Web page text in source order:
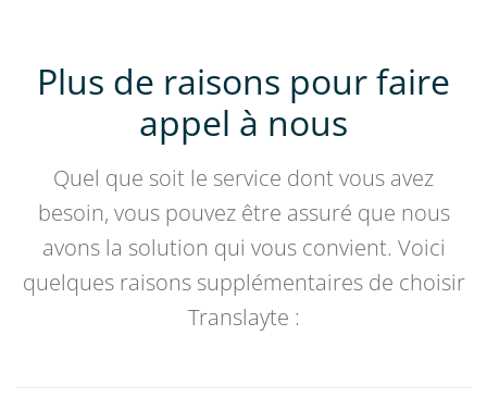
Plus de raisons pour faire
appel à nous
Quel que soit le service dont vous avez
besoin, vous pouvez être assuré que nous
avons la solution qui vous convient. Voici
quelques raisons supplémentaires de choisir
Translayte :